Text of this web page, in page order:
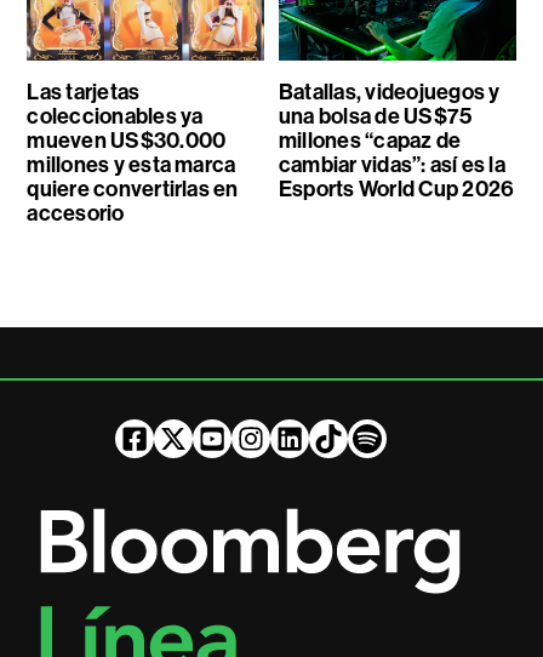
Las tarjetas
coleccionables ya
mueven US$30.000
millones y esta marca
quiere convertirlas en
accesorio
Batallas, videojuegos y
una bolsa de US$75
millones “capaz de
cambiar vidas”: así es la
Esports World Cup 2026